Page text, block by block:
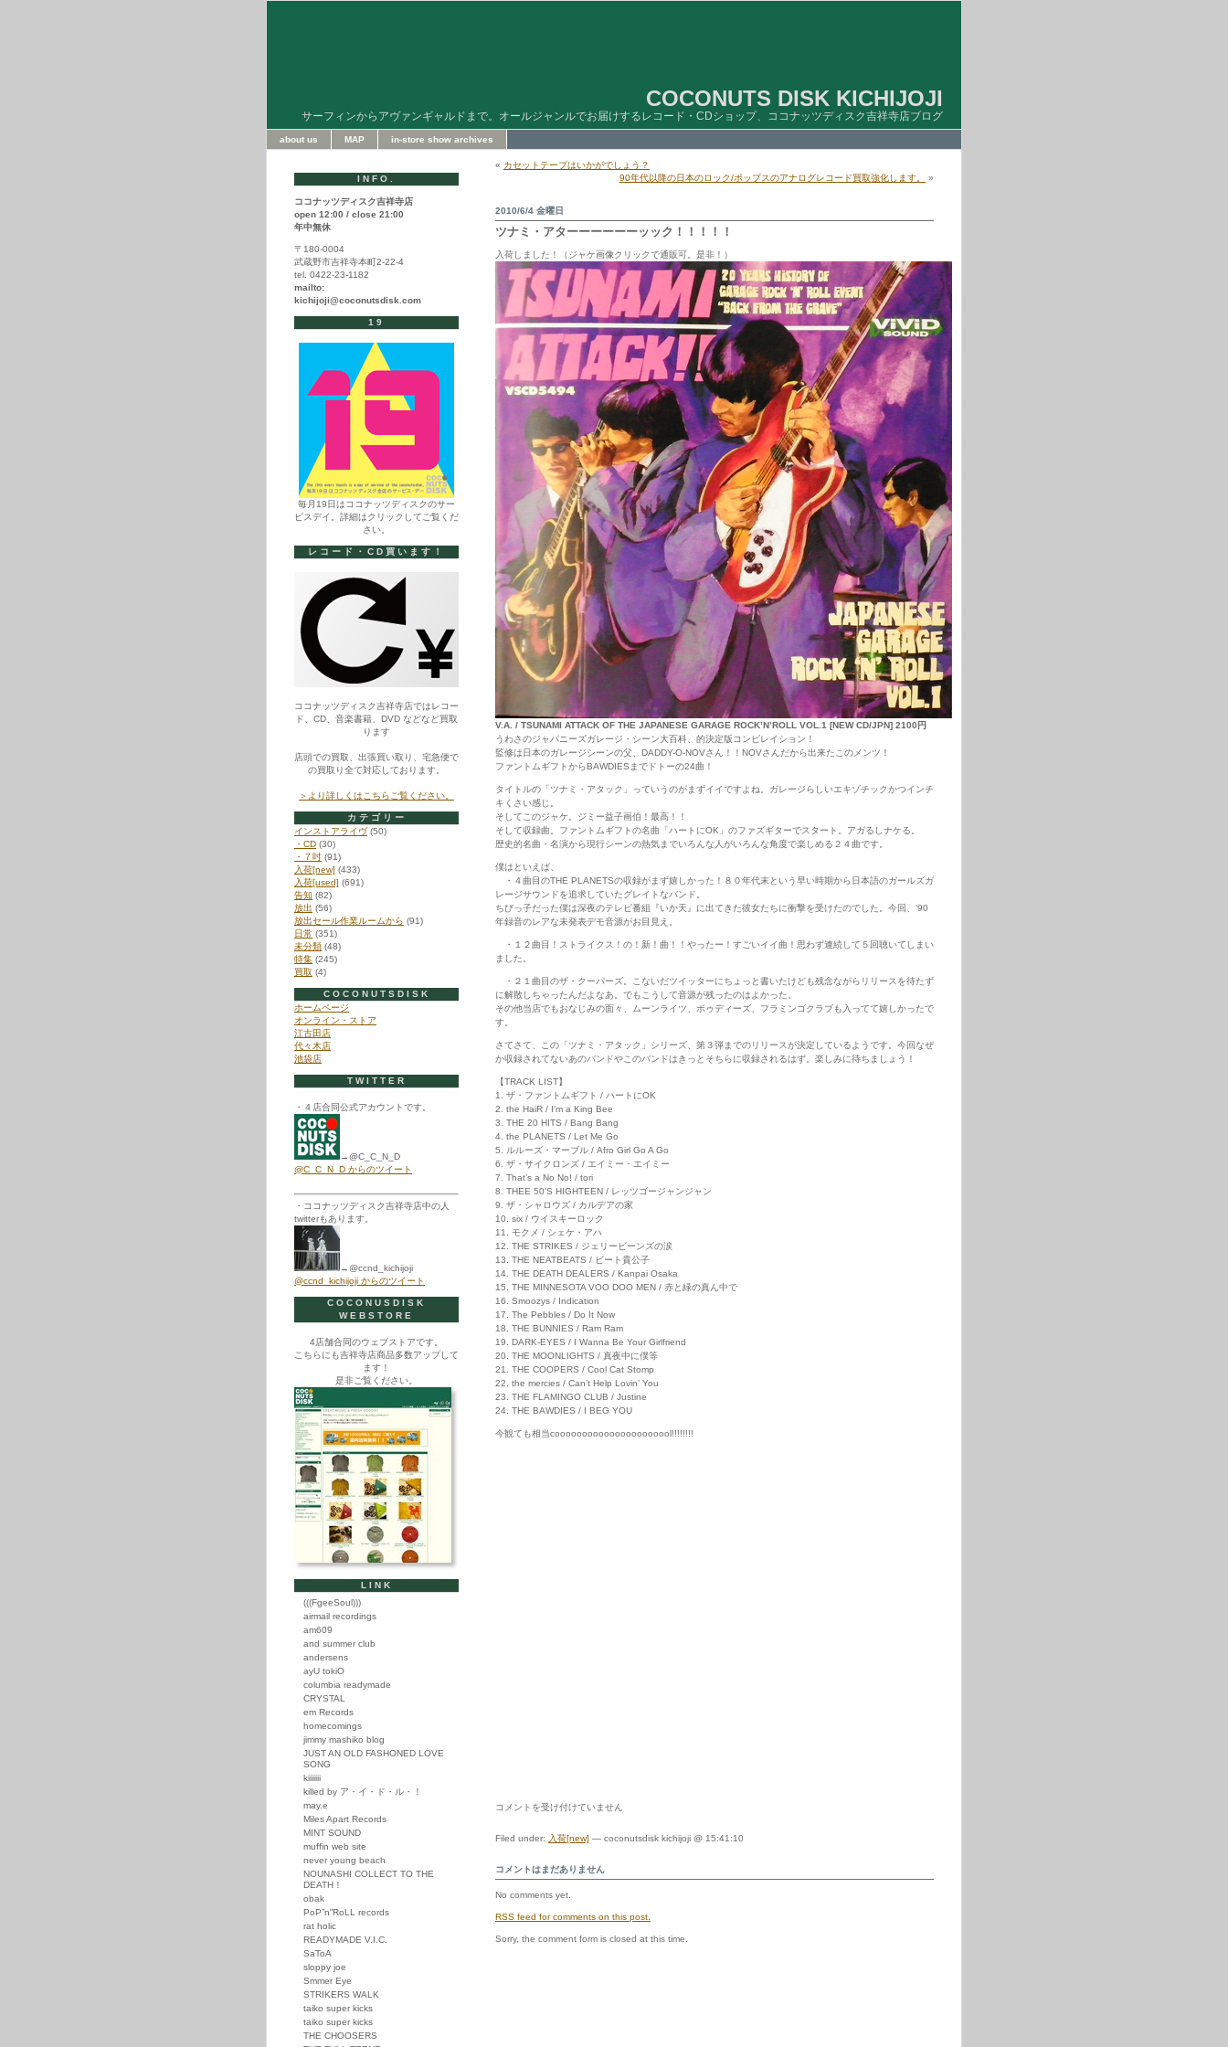
COCONUTS DISK KICHIJOJI
サーフィンからアヴァンギャルドまで。オールジャンルでお届けするレコード・CDショップ、ココナッツディスク吉祥寺店ブログ
about us MAP in-store show archives
« カセットテープはいかがでしょう？
90年代以降の日本のロック/ポップスのアナログレコード買取強化します。
»
2010/6/4 金曜日
ツナミ・アターーーーーーッック！！！！！
入荷しました！（ジャケ画像クリックで通販可。是非！）
V.A. / TSUNAMI ATTACK OF THE JAPANESE GARAGE ROCK’N’ROLL VOL.1 [NEW CD/JPN] 2100円
うわさのジャパニーズガレージ・シーン大百科、的決定版コンピレイション！
監修は日本のガレージシーンの父、DADDY-O-NOVさん！！NOVさんだから出来たこのメンツ！
ファントムギフトからBAWDIESまでドトーの24曲！
タイトルの「ツナミ・アタック」っていうのがまずイイですよね。ガレージらしいエキゾチックかつインチ
キくさい感じ。
そしてこのジャケ。ジミー益子画伯！最高！！
そして収録曲。ファントムギフトの名曲「ハートにOK」のファズギターでスタート。アガるしナケる。
歴史的名曲・名演から現行シーンの熱気までいろんな人がいろんな角度で楽しめる２４曲です。
僕はといえば、
・４曲目のTHE PLANETSの収録がまず嬉しかった！８０年代末という早い時期から日本語のガールズガ
レージサウンドを追求していたグレイトなバンド。
ちびっ子だった僕は深夜のテレビ番組『いか天』に出てきた彼女たちに衝撃を受けたのでした。今回、’90
年録音のレアな未発表デモ音源がお目見え。
・１２曲目！ストライクス！の！新！曲！！やったー！すごいイイ曲！思わず連続して５回聴いてしまい
ました。
・２１曲目のザ・クーパーズ。こないだツイッターにちょっと書いたけども残念ながらリリースを待たず
に解散しちゃったんだよなあ。でもこうして音源が残ったのはよかった。
その他当店でもおなじみの面々、ムーンライツ、ボゥディーズ、フラミンゴクラブも入ってて嬉しかったで
す。
さてさて、この「ツナミ・アタック」シリーズ、第３弾までのリリースが決定しているようです。今回なぜ
か収録されてないあのバンドやこのバンドはきっとそちらに収録されるはず。楽しみに待ちましょう！
【TRACK LIST】
1. ザ・ファントムギフト / ハートにOK
2. the HaiR / I’m a King Bee
3. THE 20 HITS / Bang Bang
4. the PLANETS / Let Me Go
5. ルルーズ・マーブル / Afro Girl Go A Go
6. ザ・サイクロンズ / エイミー・エイミー
7. That’s a No No! / tori
8. THEE 50’S HIGHTEEN / レッツゴージャンジャン
9. ザ・シャロウズ / カルデアの家
10. six / ウイスキーロック
11. モクメ / シェケ・アハ
12. THE STRIKES / ジェリービーンズの涙
13. THE NEATBEATS / ビート貴公子
14. THE DEATH DEALERS / Kanpai Osaka
15. THE MINNESOTA VOO DOO MEN / 赤と緑の真ん中で
16. Smoozys / Indication
17. The Pebbles / Do It Now
18. THE BUNNIES / Ram Ram
19. DARK-EYES / I Wanna Be Your Girlfriend
20. THE MOONLIGHTS / 真夜中に僕等
21. THE COOPERS / Cool Cat Stomp
22. the mercies / Can’t Help Lovin’ You
23. THE FLAMINGO CLUB / Justine
24. THE BAWDIES / I BEG YOU
今観ても相当coooooooooooooooooooool!!!!!!!!
ツ
ア
ー
ー
ー
ー
ー
コメントを受け付けていません
Filed under: 入荷[new] — coconutsdisk kichijoji @ 15:41:10
コメントはまだありません
No comments yet.
RSS feed for comments on this post.
Sorry, the comment form is closed at this time.
INFO.
ココナッツディスク吉祥寺店
open 12:00 / close 21:00
年中無休
〒180-0004
武蔵野市吉祥寺本町2-22-4
tel. 0422-23-1182
mailto:
kichijoji@coconutsdisk.com
19
毎月19日はココナッツディスクのサー
ビスデイ。詳細はクリックしてご覧くだ
さい。
レコード・CD買います！
ココナッツディスク吉祥寺店ではレコー
ド、CD、音楽書籍、DVD などなど買取
ります
店頭での買取、出張買い取り、宅急便で
の買取り全て対応しております。
＞より詳しくはこちらご覧ください。
カテゴリー
インストアライヴ(50)
・CD (30)
・７吋 (91)
入荷[new] (433)
入荷[used] (691)
告知 (82)
放出 (56)
放出セール作業ルームから (91)
日常 (351)
未分類 (48)
特集 (245)
買取 (4)
COCONUTSDISK
ホームページ
オンライン・ストア
江古田店
代々木店
池袋店
TWITTER
・４店合同公式アカウントです。
→@C_C_N_D
@C_C_N_D からのツイート
・ココナッツディスク吉祥寺店中の人
twitterもあります。
→@ccnd_kichijoji
@ccnd_kichijoji からのツイート
COCONUSDISK
WEBSTORE
4店舗合同のウェブストアです。
こちらにも吉祥寺店商品多数アップして
ます！
是非ご覧ください。
LINK
(((FgeeSoul)))
airmail recordings
am609
and summer club
andersens
ayU tokiO
columbia readymade
CRYSTAL
em Records
homecomings
jimmy mashiko blog
JUST AN OLD FASHONED LOVE
SONG
kiiiiiii
killed by ア・イ・ド・ル・！
may.e
Miles Apart Records
MINT SOUND
muffin web site
never young beach
NOUNASHI COLLECT TO THE
DEATH！
obak
PoP”n”RoLL records
rat holic
READYMADE V.I.C.
SaToA
sloppy joe
Smmer Eye
STRIKERS WALK
taiko super kicks
taiko super kicks
THE CHOOSERS